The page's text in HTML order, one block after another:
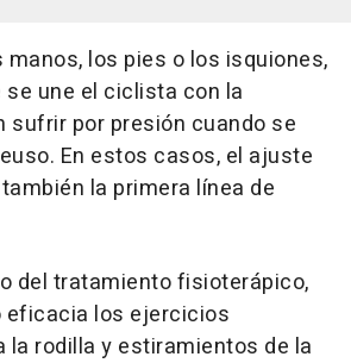
manos, los pies o los isquiones,
une el ciclista con la
sufrir por presión cuando se
En estos casos, el ajuste
la primera línea de
del tratamiento fisioterápico,
eficacia los ejercicios
la rodilla y estiramientos de la